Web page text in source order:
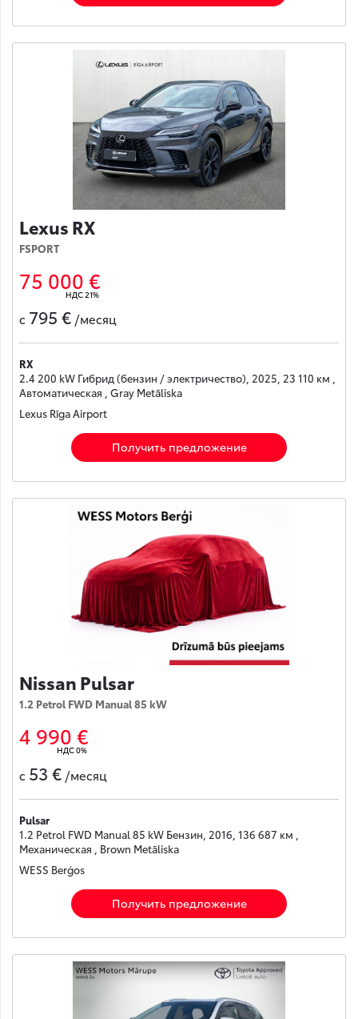
Lexus RX
FSPORT
75 000 €
НДС 21%
с 795 € /месяц
RX
2.4 200 kW Гибрид (бензин / электричество), 2025, 23 110 км ,
Автоматическая , Gray Metāliska
Lexus Rīga Airport
Получить предложение
Nissan Pulsar
1.2 Petrol FWD Manual 85 kW
4 990 €
НДС 0%
с 53 € /месяц
Pulsar
1.2 Petrol FWD Manual 85 kW Бензин, 2016, 136 687 км ,
Механическая , Brown Metāliska
WESS Berģos
Получить предложение